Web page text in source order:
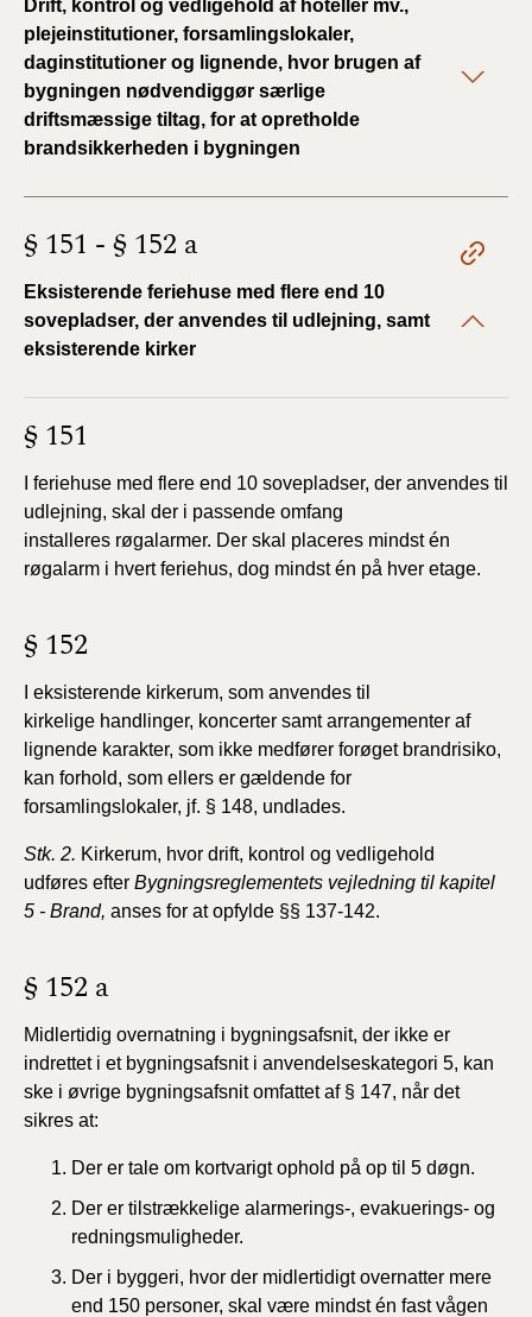
Drift, kontrol og vedligehold af hoteller mv.,
plejeinstitutioner, forsamlingslokaler,
daginstitutioner og lignende, hvor brugen af
bygningen nødvendiggør særlige
driftsmæssige tiltag, for at opretholde
brandsikkerheden i bygningen
§ 151 - § 152 a
Eksisterende feriehuse med flere end 10
sovepladser, der anvendes til udlejning, samt
eksisterende kirker
§ 151
I feriehuse med flere end 10 sovepladser, der anvendes til
udlejning, skal der i passende omfang
installeres røgalarmer. Der skal placeres mindst én
røgalarm i hvert feriehus, dog mindst én på hver etage.
§ 152
I eksisterende kirkerum, som anvendes til
kirkelige handlinger, koncerter samt arrangementer af
lignende karakter, som ikke medfører forøget brandrisiko,
kan forhold, som ellers er gældende for
forsamlingslokaler, jf. § 148, undlades.
Stk. 2. Kirkerum, hvor drift, kontrol og vedligehold
udføres efter Bygningsreglementets vejledning til kapitel
5 - Brand, anses for at opfylde §§ 137-142.
§ 152 a
Midlertidig overnatning i bygningsafsnit, der ikke er
indrettet i et bygningsafsnit i anvendelseskategori 5, kan
ske i øvrige bygningsafsnit omfattet af § 147, når det
sikres at:
Der er tale om kortvarigt ophold på op til 5 døgn.
Der er tilstrækkelige alarmerings-, evakuerings- og
redningsmuligheder.
Der i byggeri, hvor der midlertidigt overnatter mere
end 150 personer, skal være mindst én fast vågen